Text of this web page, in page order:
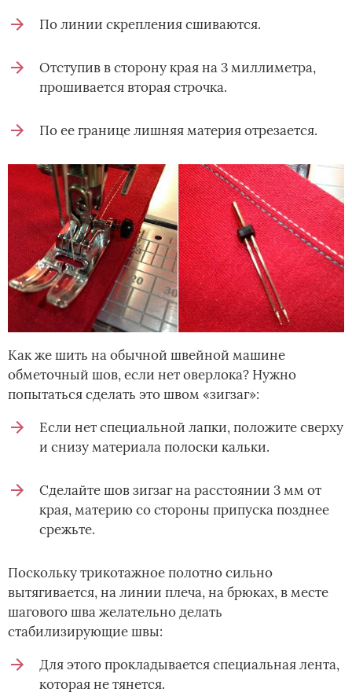
По линии скрепления сшиваются.
Отступив в сторону края на 3 миллиметра,
прошивается вторая строчка.
По ее границе лишняя материя отрезается.
Как же шить на обычной швейной машине
обметочный шов, если нет оверлока? Нужно
попытаться сделать это швом «зигзаг»:
Если нет специальной лапки, положите сверху
и снизу материала полоски кальки.
Сделайте шов зигзаг на расстоянии 3 мм от
края, материю со стороны припуска позднее
срежьте.
Поскольку трикотажное полотно сильно
вытягивается, на линии плеча, на брюках, в месте
шагового шва желательно делать
стабилизирующие швы:
Для этого прокладывается специальная лента,
которая не тянется.